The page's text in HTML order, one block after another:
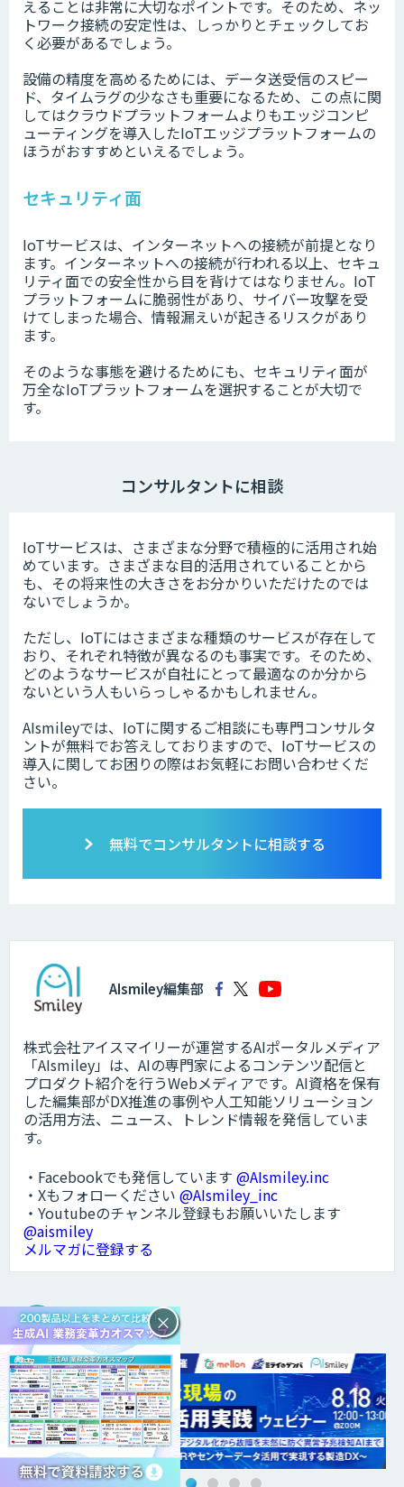
えることは非常に大切なポイントです。そのため、ネッ
トワーク接続の安定性は、しっかりとチェックしてお
く必要があるでしょう。
設備の精度を高めるためには、データ送受信のスピー
ド、タイムラグの少なさも重要になるため、この点に関
してはクラウドプラットフォームよりもエッジコンピ
ューティングを導入したIoTエッジプラットフォームの
ほうがおすすめといえるでしょう。
セキュリティ面
IoTサービスは、インターネットへの接続が前提となり
ます。インターネットへの接続が行われる以上、セキュ
リティ面での安全性から目を背けてはなりません。IoT
プラットフォームに脆弱性があり、サイバー攻撃を受
けてしまった場合、情報漏えいが起きるリスクがあり
ます。
そのような事態を避けるためにも、セキュリティ面が
万全なIoTプラットフォームを選択することが大切で
す。
コンサルタントに相談
IoTサービスは、さまざまな分野で積極的に活用され始
めています。さまざまな目的活用されていることから
も、その将来性の大きさをお分かりいただけたのでは
ないでしょうか。
ただし、IoTにはさまざまな種類のサービスが存在して
おり、それぞれ特徴が異なるのも事実です。そのため、
どのようなサービスが自社にとって最適なのか分から
ないという人もいらっしゃるかもしれません。
AIsmileyでは、IoTに関するご相談にも専門コンサルタ
ントが無料でお答えしておりますので、IoTサービスの
導入に関してお困りの際はお気軽にお問い合わせくだ
さい。
無料でコンサルタントに相談する
AIsmiley編集部
株式会社アイスマイリーが運営するAIポータルメディア
「AIsmiley」は、AIの専門家によるコンテンツ配信と
プロダクト紹介を行うWebメディアです。AI資格を保有
した編集部がDX推進の事例や人工知能ソリューション
の活用方法、ニュース、トレンド情報を発信していま
す。
・Facebookでも発信しています @AIsmiley.inc
・Xもフォローください @AIsmiley_inc
・Youtubeのチャンネル登録もお願いいたします
@aismiley
メルマガに登録する
DXトピックス
×